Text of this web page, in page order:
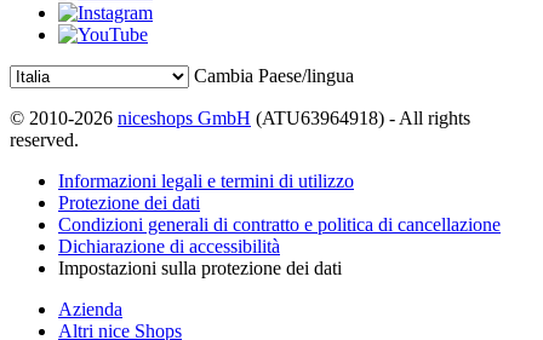
Cambia Paese/lingua
© 2010-2026 niceshops GmbH (ATU63964918) - All rights
reserved.
Informazioni legali e termini di utilizzo
Protezione dei dati
Condizioni generali di contratto e politica di cancellazione
Dichiarazione di accessibilità
Impostazioni sulla protezione dei dati
Azienda
Altri nice Shops